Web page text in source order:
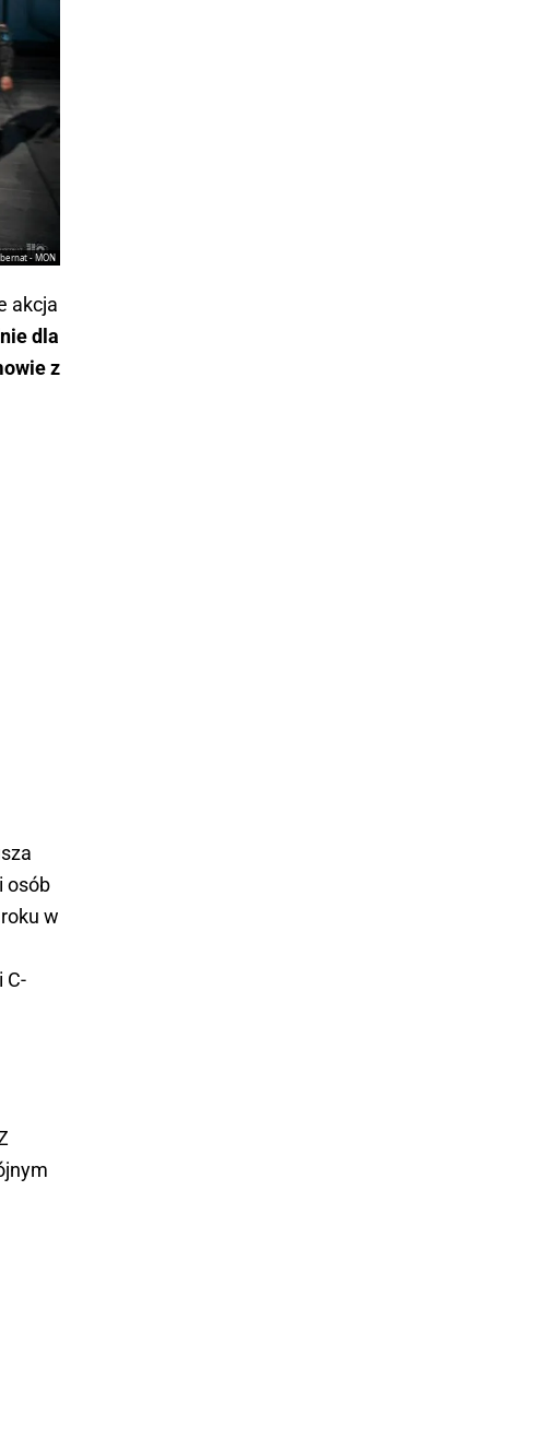
- MON
akcja
dla
z
osób
w
C-